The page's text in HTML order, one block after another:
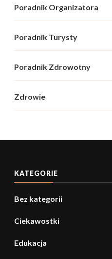
Poradnik Organizatora
Poradnik Turysty
Poradnik Zdrowotny
Zdrowie
KATEGORIE
Bez kategorii
Ciekawostki
Edukacja